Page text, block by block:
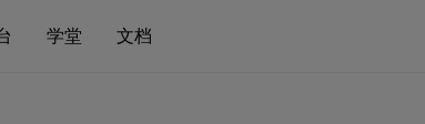
学堂 文档